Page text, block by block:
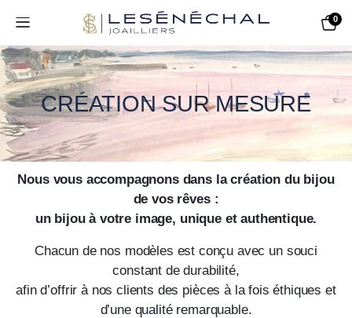
0
CRÉATION SUR MESURE
Nous vous accompagnons dans la création du bijou
de vos rêves :
un bijou à votre image, unique et authentique.
Chacun de nos modèles est conçu avec un souci
constant de durabilité,
afin d’offrir à nos clients des pièces à la fois éthiques et
d’une qualité remarquable.